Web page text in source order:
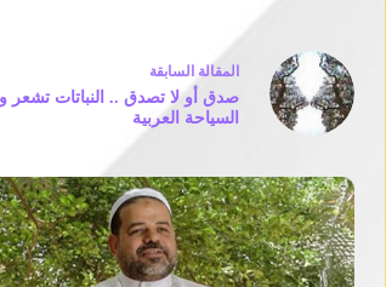
المقالة السابقة
صدق أو لا تصدق .. النباتات
السياحة العربية